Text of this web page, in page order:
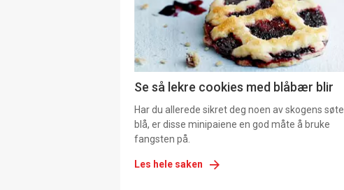
Se så lekre cookies med blåbær blir
Har du allerede sikret deg noen av skogens søte
blå, er disse minipaiene en god måte å bruke
fangsten på.
Les hele saken